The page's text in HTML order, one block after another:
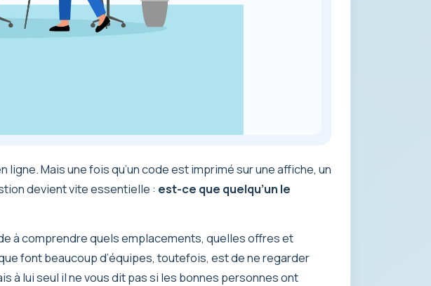
Mais une fois qu’un code est imprimé sur une affiche, un
devient vite essentielle : est-ce que quelqu’un le
à comprendre quels emplacements, quelles offres et
font beaucoup d’équipes, toutefois, est de ne regarder
à lui seul il ne vous dit pas si les bonnes personnes ont